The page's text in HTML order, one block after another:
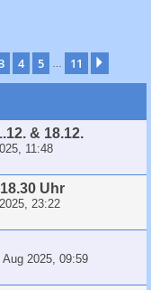
114 5 11
& 18.12.
11:48
Uhr
23:22
Aug 2025, 09:59